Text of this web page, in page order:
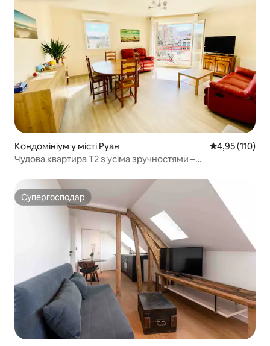
Кондомініум у місті Руан Середня
4,95 (110)
Чудова квартира T2 з усіма зручностями –
Супергосподар
Супергосподар